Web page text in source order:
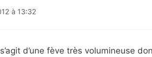
à 13:32
d’une fève très volumineuse